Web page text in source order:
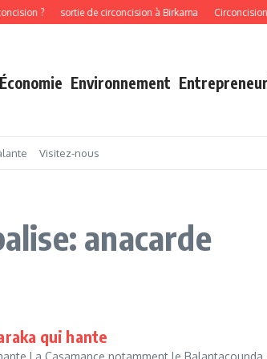
? sortie de circoncision à Birkama Circoncision
Économie Environnement
Visitez-nous
anacarde
qui hante
La Casamance notamment le